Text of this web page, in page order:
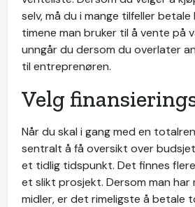
selv, må du i mange tilfeller
timene man bruker til å vente på
unngår du dersom du overlater
til entreprenøren.
Velg
Når du skal i gang med en
sentralt å få oversikt over
et tidlig tidspunkt. Det finnes
et slikt prosjekt. Dersom man
midler, er det rimeligste å betale